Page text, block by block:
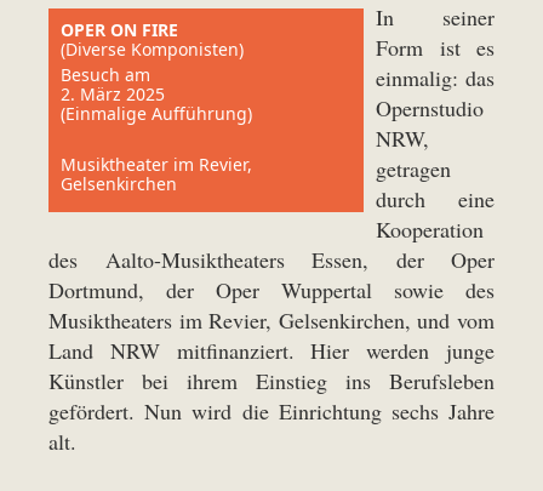
OPER ON FIRE
(Diverse Komponisten)
Besuch am
2. März 2025
(Einmalige Aufführung)
Musiktheater im Revier,
Gelsenkirchen
In seiner
Form ist es
einmalig: das
Opernstudio
NRW,
getragen
durch eine
Kooperation
des Aalto-Musiktheaters Essen, der Oper
Dortmund, der Oper Wuppertal sowie des
Musiktheaters im Revier, Gelsenkirchen, und vom
Land NRW mitfinanziert. Hier werden junge
Künstler bei ihrem Einstieg ins Berufsleben
gefördert. Nun wird die Einrichtung sechs Jahre
alt.